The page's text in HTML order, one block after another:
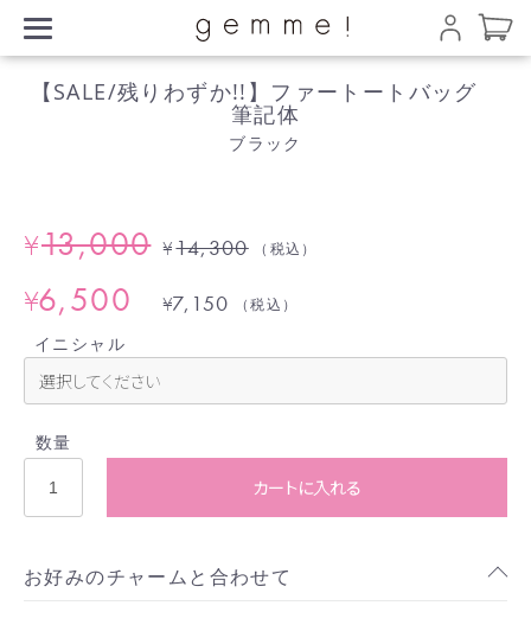
【SALE/残りわずか!!】ファートートバッグ
筆記体
ブラック
¥13,000
¥6,500
¥14,300 （税込）
¥7,150 （税込）
イニシャル
数量
カートに入れる
お好みのチャームと合わせて